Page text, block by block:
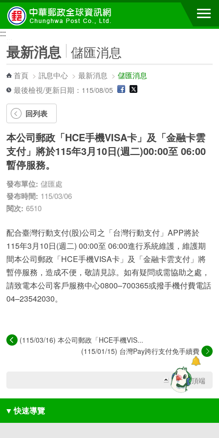
跳到主要內容區塊
:::
最新消息 儲匯消息
首頁 >訊息中心 >最新消息 >儲匯消息
最後檢視/更新日期：115/08/05
回列表
本公司郵政「HCE手機VISA卡」及「金融卡雲
支付」將於115年3月10日(週二)00:00至 06:00
暫停服務。
發布單位: 儲匯處
發布時間: 115/03/06
閱次: 6510
配合臺灣行動支付(股)公司之「台灣行動支付」APP將於
115年3月10日(週二) 00:00至 06:00進行系統維護，維護期
間本公司郵政「HCE手機VISA卡」及「金融卡雲支付」將
暫停服務，造成不便，敬請見諒。如有疑問或需協助之處，
請致電本公司客戶服務中心0800–700365或撥手機付費電話
04–23542030。
(115/03/16) 本公司郵政「HCE手機VIS...
(115/01/15) 台灣Pay跨行支付免手續費
回網頁頂端
▼ 快速導覽